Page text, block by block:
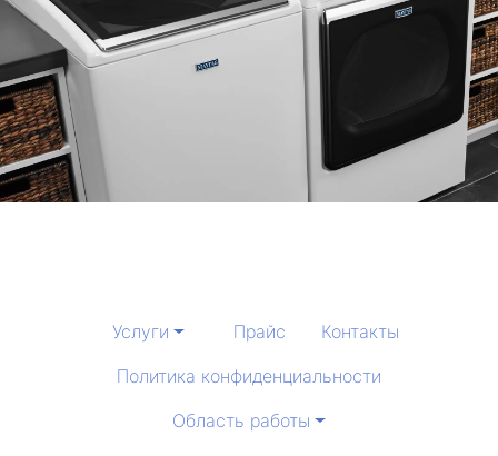
Услуги Прайс
Контакты
Политика конфиденциальности
Область работы